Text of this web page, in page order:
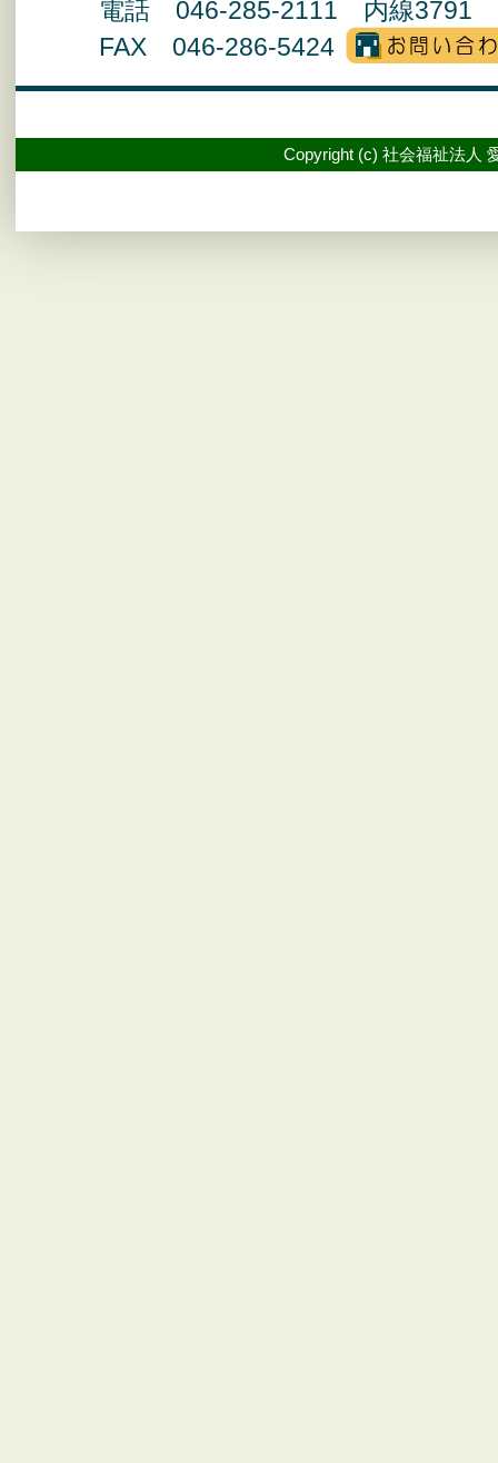
電話 046-285-2111 内線
FAX 046-286-5424
Copyright (c) 社会福祉法人